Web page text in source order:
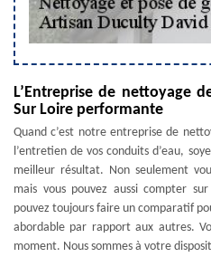
L’Entreprise de nettoyage
Sur Loire performante
Quand c’est notre entreprise de
l’entretien de vos conduits d’eau,
meilleur résultat. Non seulement
mais vous pouvez aussi compter
pouvez toujours faire un comparatif
abordable par rapport aux autres.
moment. Nous sommes à votre